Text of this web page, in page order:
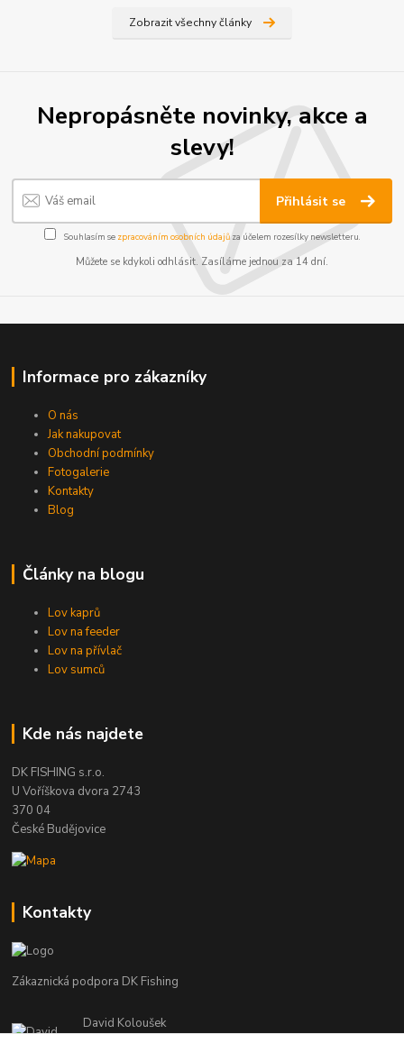
Zobrazit všechny články
Nepropásněte novinky, akce a
slevy!
Přihlásit se
Souhlasím se zpracováním osobních údajůza účelem rozesílky newsletteru.
Můžete se kdykoli odhlásit. Zasíláme jednou za 14 dní.
Informace pro zákazníky
O nás
Jak nakupovat
Obchodní podmínky
Fotogalerie
Kontakty
Blog
Články na blogu
Lov kaprů
Lov na feeder
Lov na přívlač
Lov sumců
Kde nás najdete
DK FISHING s.r.o.
U Voříškova dvora 2743
370 04
České Budějovice
Kontakty
Zákaznická podpora DK Fishing
David Koloušek